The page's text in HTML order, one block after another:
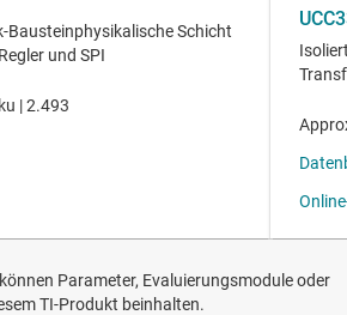
Parameter, Evaluierungsmodule oder
TI-Produkt beinhalten.